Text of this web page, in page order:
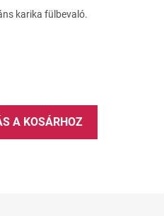
karika fülbevaló.
A KOSÁRHOZ